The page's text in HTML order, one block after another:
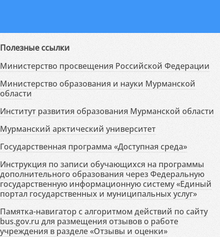
Полезные ссылки
Министерство просвещения Российской Федерации
Министерство образования и науки Мурманской
области
Институт развития образования Мурманской области
Мурманский арктический университет
Государственная программа «Доступная среда»
Инструкция по записи обучающихся на программы
дополнительного образования через Федеральную
государственную информационную систему «Единый
портал государственных и муниципальных услуг»
Памятка-навигатор с алгоритмом действий по сайту
bus.gov.ru для размещения отзывов о работе
учреждения в разделе «Отзывы и оценки»